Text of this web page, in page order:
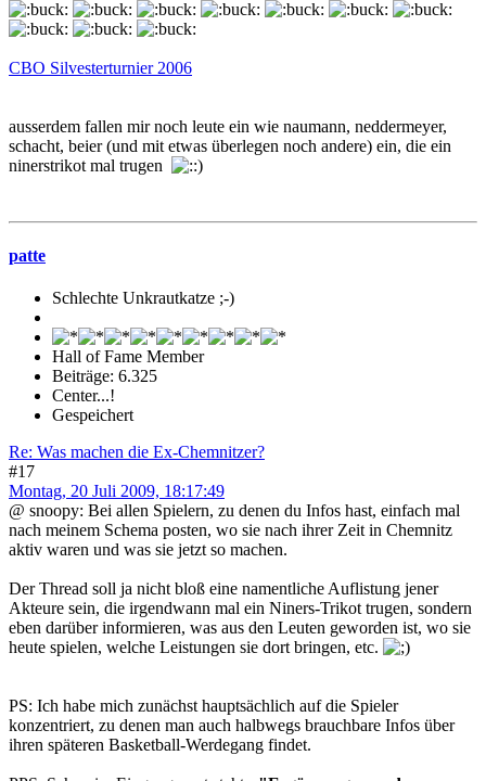
CBO Silvesterturnier 2006
ausserdem fallen mir noch leute ein wie naumann, neddermeyer,
schacht, beier (und mit etwas überlegen noch andere) ein, die ein
ninerstrikot mal trugen
patte
Schlechte Unkrautkatze ;-)
Hall of Fame Member
Beiträge: 6.325
Center...!
Gespeichert
Re: Was machen die Ex-Chemnitzer?
#17
Montag, 20 Juli 2009, 18:17:49
@ snoopy: Bei allen Spielern, zu denen du Infos hast, einfach mal
nach meinem Schema posten, wo sie nach ihrer Zeit in Chemnitz
aktiv waren und was sie jetzt so machen.
Der Thread soll ja nicht bloß eine namentliche Auflistung jener
Akteure sein, die irgendwann mal ein Niners-Trikot trugen, sondern
eben darüber informieren, was aus den Leuten geworden ist, wo sie
heute spielen, welche Leistungen sie dort bringen, etc.
PS: Ich habe mich zunächst hauptsächlich auf die Spieler
konzentriert, zu denen man auch halbwegs brauchbare Infos über
ihren späteren Basketball-Werdegang findet.